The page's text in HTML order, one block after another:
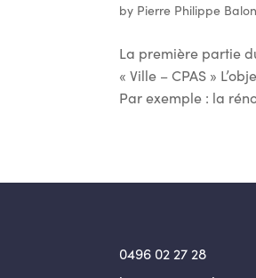
by Pierre Philippe Balon
La première partie
« Ville – CPAS »
Par exemple : la
0496 02 27 28